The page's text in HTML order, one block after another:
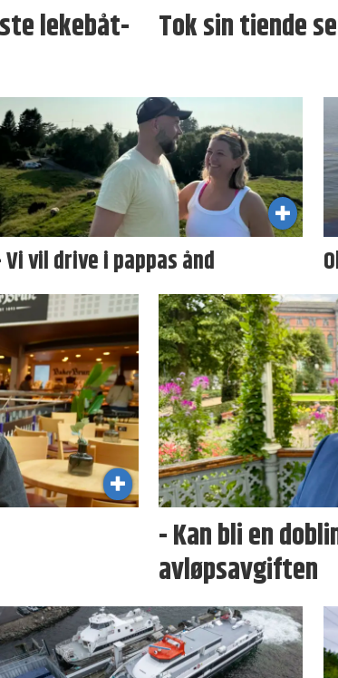
lekebåt- Tok sin tiende
Vi vil drive i pappas ånd
- Kan bli en
avløpsavgiften